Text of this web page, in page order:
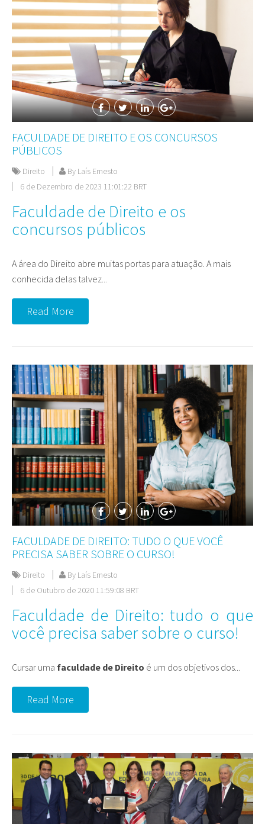
FACULDADE DE DIREITO E OS CONCURSOS
PÚBLICOS
Direito
By Laís Ernesto
6 de Dezembro de 2023 11:01:22 BRT
Faculdade de Direito e os
concursos públicos
A área do Direito abre muitas portas para atuação. A mais
conhecida delas talvez...
Read More
FACULDADE DE DIREITO: TUDO O QUE VOCÊ
PRECISA SABER SOBRE O CURSO!
Direito
By Laís Ernesto
6 de Outubro de 2020 11:59:08 BRT
Faculdade de Direito: tudo o que
você precisa saber sobre o curso!
Cursar uma faculdade de Direito é um dos objetivos dos...
Read More